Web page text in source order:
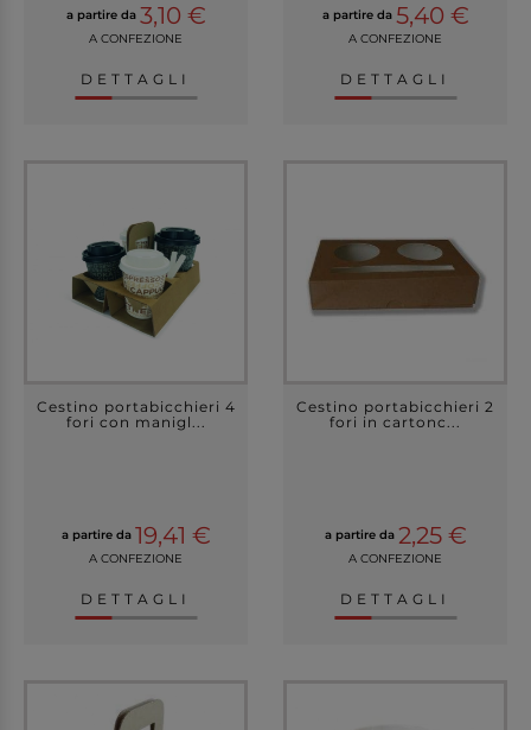
a partire da 3,10 €
A CONFEZIONE
DETTAGLI
a partire da 5,40 €
A CONFEZIONE
DETTAGLI
Cestino portabicchieri 4
fori con manigl...
a partire da 19,41 €
A CONFEZIONE
DETTAGLI
Cestino portabicchieri 2
fori in cartonc...
a partire da 2,25 €
A CONFEZIONE
DETTAGLI